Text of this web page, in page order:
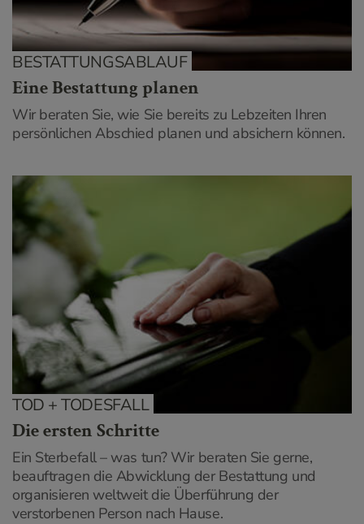
BESTATTUNGSABLAUF
Eine Bestattung planen
Wir beraten Sie, wie Sie bereits zu Lebzeiten Ihren
persönlichen Abschied planen und absichern können.
TOD + TODESFALL
Die ersten Schritte
Ein Sterbefall – was tun? Wir beraten Sie gerne,
beauftragen die Abwicklung der Bestattung und
organisieren weltweit die Überführung der
verstorbenen Person nach Hause.